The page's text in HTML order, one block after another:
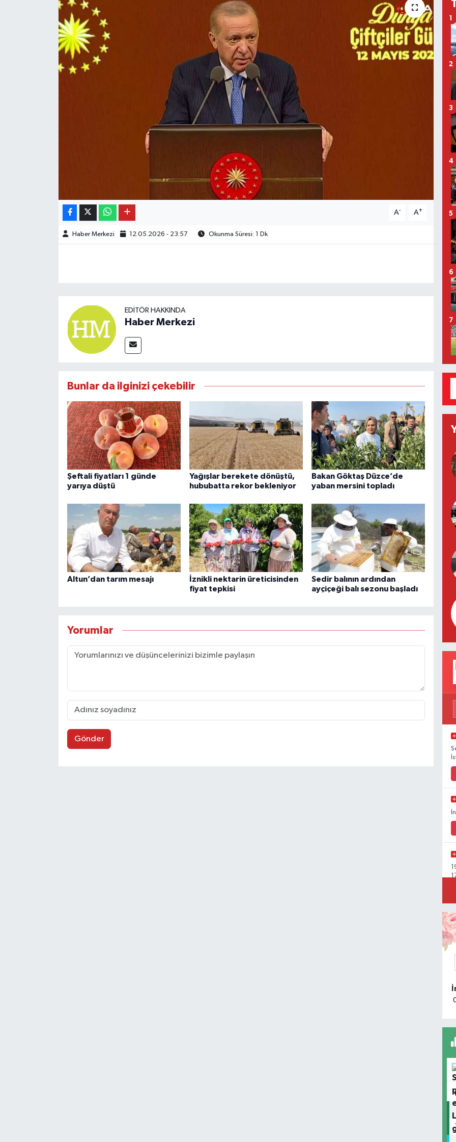
A- A+
Haber Merkezi 12.05.2026 - 23:57 Okunma Süresi: 1 Dk
EDITÖR HAKKINDA
Haber Merkezi
Bunlar da ilginizi çekebilir
Şeftali fiyatları 1 günde
yarıya düştü
Yağışlar berekete dönüştü,
hububatta rekor bekleniyor
Bakan Göktaş Düzce’de
yaban mersini topladı
Altun’dan tarım mesajı
İznikli nektarin üreticisinden
fiyat tepkisi
Sedir balının ardından
ayçiçeği balı sezonu başladı
Yorumlar
Gönder
1
2
3
4
5
6
7
OTO DETAY
SAĞLIK
SON DAKİKA